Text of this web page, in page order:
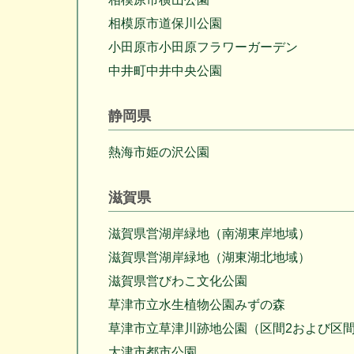
相模原市道保川公園
小田原市小田原フラワーガーデン
中井町中井中央公園
静岡県
熱海市姫の沢公園
滋賀県
滋賀県営湖岸緑地（南湖東岸地域）
滋賀県営湖岸緑地（湖東湖北地域）
滋賀県営びわこ文化公園
草津市立水生植物公園みずの森
草津市立草津川跡地公園（区間2および区